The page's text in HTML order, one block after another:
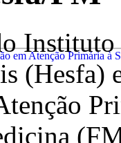
Instituto
(Hesfa)